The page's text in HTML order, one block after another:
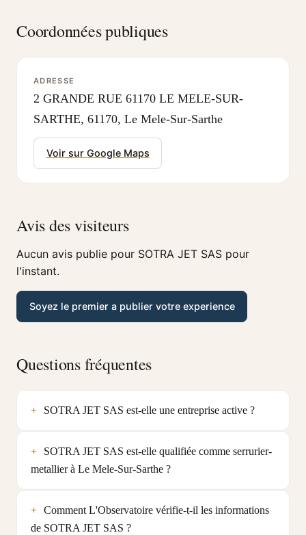
Coordonnées publiques
ADRESSE
2 GRANDE RUE 61170 LE MELE-SUR-
SARTHE, 61170, Le Mele-Sur-Sarthe
Voir sur Google Maps
Avis des visiteurs
Aucun avis publie pour SOTRA JET SAS pour
l'instant.
Soyez le premier a publier votre experience
Questions fréquentes
SOTRA JET SAS est-elle une entreprise active ?
SOTRA JET SAS est-elle qualifiée comme serrurier-
metallier à Le Mele-Sur-Sarthe ?
Comment L'Observatoire vérifie-t-il les informations
de SOTRA JET SAS ?